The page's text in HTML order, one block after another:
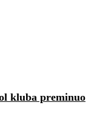
kluba preminuo